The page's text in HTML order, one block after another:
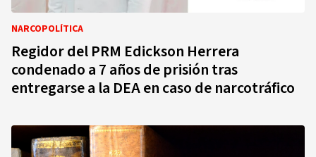
NARCOPOLÍTICA
Regidor del PRM Edickson Herrera
condenado a 7 años de prisión tras
entregarse a la DEA en caso de narcotráfico